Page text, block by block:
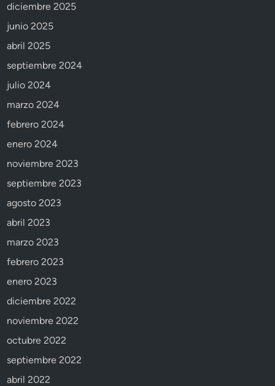
diciembre 2025
junio 2025
abril 2025
septiembre 2024
julio 2024
marzo 2024
febrero 2024
enero 2024
noviembre 2023
septiembre 2023
agosto 2023
abril 2023
marzo 2023
febrero 2023
enero 2023
diciembre 2022
noviembre 2022
octubre 2022
septiembre 2022
abril 2022